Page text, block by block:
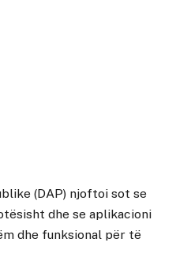
(DAP) njoftoi sot se
dhe se aplikacioni
dhe funksional për të